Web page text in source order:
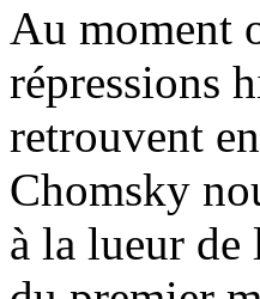
Au moment
répressions
retrouvent
Chomsky
à la lueur de